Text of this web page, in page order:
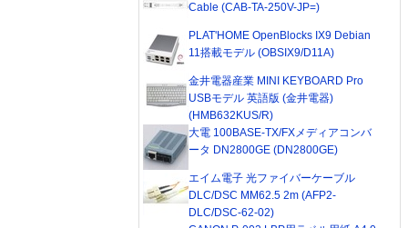
Cable (CAB-TA-250V-JP=)
PLAT'HOME OpenBlocks IX9 Debian
11搭載モデル (OBSIX9/D11A)
金井電器産業 MINI KEYBOARD Pro
USBモデル 英語版 (金井電器)
(HMB632KUS/R)
大電 100BASE-TX/FXメディアコンバ
ータ DN2800GE (DN2800GE)
エイム電子 光ファイバーケーブル
DLC/DSC MM62.5 2m (AFP2-
DLC/DSC-62-02)